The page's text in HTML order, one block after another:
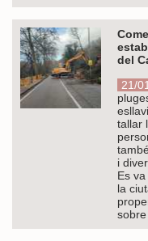
del
21/
tallar
i
Es
la